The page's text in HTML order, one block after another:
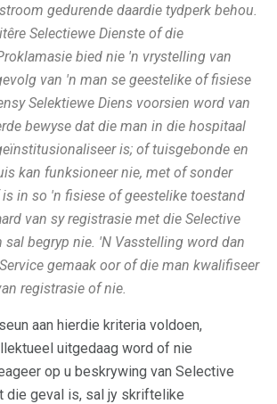
gedurende daardie tydperk behou.
Selectiewe Dienste of die
bied nie 'n vrystelling van
van 'n man se geestelike of fisiese
Selektiewe Diens voorsien word van
bewyse dat die man in die hospitaal
is; of tuisgebonde en
kan funksioneer nie, met of sonder
in so 'n fisiese of geestelike toestand
van sy registrasie met die Selective
sal begryp nie. 'N Vasstelling word dan
gemaak oor of die man kwalifiseer
registrasie of nie.
aan hierdie kriteria voldoen,
uitgedaag word of nie
op u beskrywing van Selective
die geval is, sal jy skriftelike